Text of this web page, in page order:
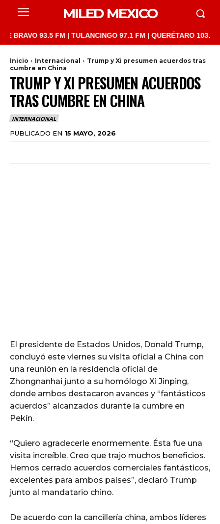
MILED MEXICO
93.5 FM | TULANCINGO 97.1 FM | QUERÉTARO 103.1 FM |
Inicio Internacional
Trump y Xi presumen acuerdos tras
cumbre en China
TRUMP Y XI PRESUMEN ACUERDOS
TRAS CUMBRE EN CHINA
INTERNACIONAL
PUBLICADO EN 15 MAYO, 2026
El presidente de Estados Unidos, Donald Trump,
concluyó este viernes su visita oficial a China con
una reunión en la residencia oficial de
Zhongnanhai junto a su homólogo Xi Jinping,
donde ambos destacaron avances y “fantásticos
acuerdos” alcanzados durante la cumbre en
Pekín.
“Quiero agradecerle enormemente. Ésta fue una
visita increíble. Creo que trajo muchos beneficios.
Hemos cerrado acuerdos comerciales fantásticos,
excelentes para ambos países”, declaró Trump
junto al mandatario chino.
De acuerdo con la cancillería china, ambos líderes